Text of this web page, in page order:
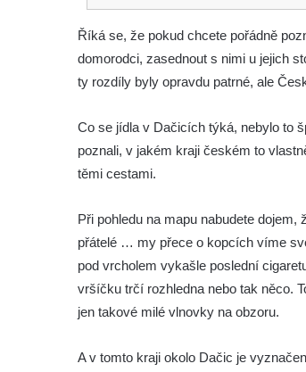
Říká se, že pokud chcete pořádně
domorodci, zasednout s nimi u jejich
ty rozdíly byly opravdu patrné, ale
Co se jídla v Dačicích týká, nebylo to
poznali, v jakém kraji českém to
těmi cestami.
Při pohledu na mapu nabudete
přátelé … my přece o kopcích víme
pod vrcholem vykašle poslední
vršíčku trčí rozhledna nebo tak něco.
jen takové milé vlnovky na obzoru.
A v tomto kraji okolo Dačic je